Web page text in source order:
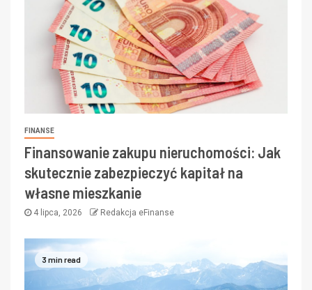
FINANSE
Finansowanie zakupu nieruchomości: Jak
skutecznie zabezpieczyć kapitał na
własne mieszkanie
4 lipca, 2026 Redakcja eFinanse
3 min read